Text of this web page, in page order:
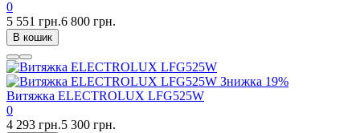
0
5 551 грн.6 800 грн.
В кошик
Знижка 19%
Витяжка ELECTROLUX LFG525W
0
4 293 грн.5 300 грн.